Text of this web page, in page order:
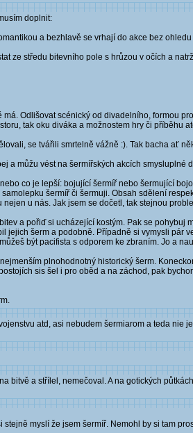
doplnit:
a bezhlavě se vrhají do akce bez
ze středu bitevního pole s hrůzou v očích a
Odlišovat scénický od divadelního, formou
tak oku diváka a možnostem hry či příběhu
se tvářili smrtelně vážně :). Tak bacha ať
a můžu vést na šermířských akcích smysluplné
co je lepší: bojující šermíř nebo šermující
šermíř či šermuji. Obsah sdělení
u nás. Jak jsem se dočetl, tak stejnou
a pořiď si ucházející kostým. Pak se pohybuj
šerm a podobně. Případně si vymysli pár
být pacifista s odporem ke zbraním. Jo a
plnohodnotný historický šerm.
sis šel i pro oběd a na záchod, pak
atd, asi nebudem šermiarom a teda nie
bitvě a střílel, nemečoval. A na gotických
myslí že jsem šermíř. Nemohl by si tam